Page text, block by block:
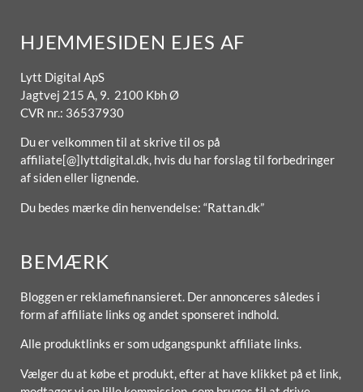
HJEMMESIDEN EJES AF
Lytt Digital ApS
Jagtvej 215 A, 9. 2100 Kbh Ø
CVR nr.: 36537930
Du er velkommen til at skrive til os på
affiliate[@]lyttdigital.dk, hvis du har forslag til forbedringer
af siden eller lignende.
Du bedes mærke din henvendelse: “Rattan.dk”
BEMÆRK
Bloggen er reklamefinansieret. Der annonceres således i
form af affiliate links og andet sponseret indhold.
Alle produktlinks er som udgangspunkt affiliate links.
Vælger du at købe et produkt, efter at have klikket på et link,